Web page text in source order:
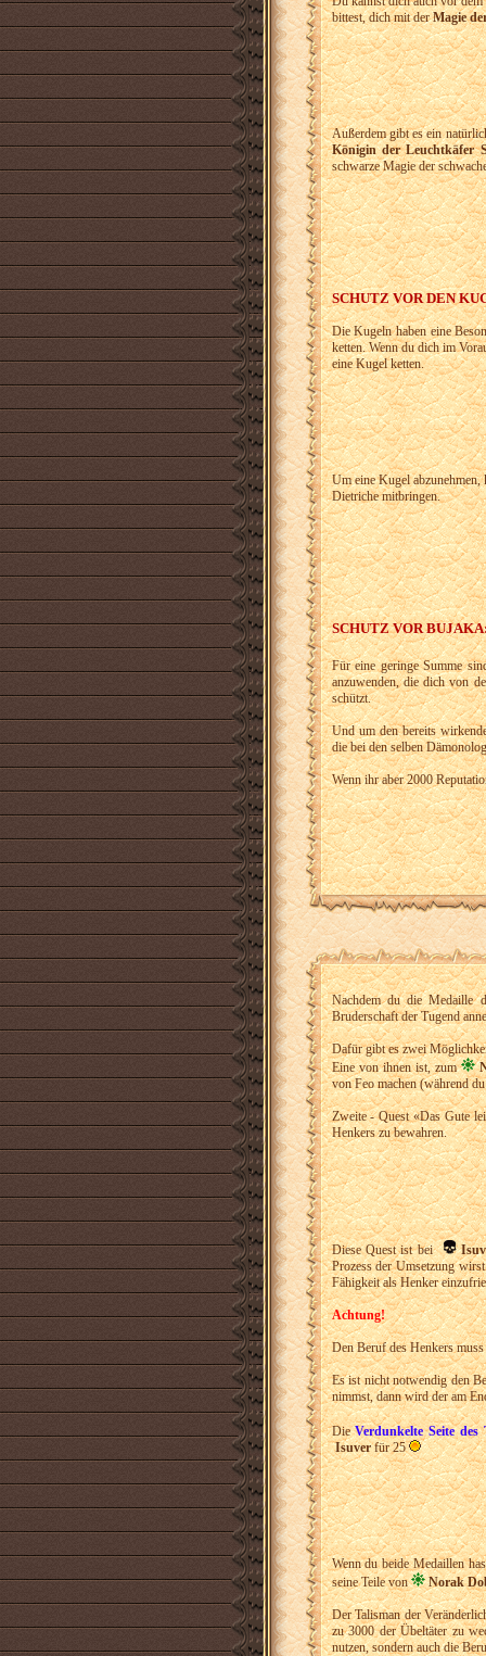
bittest, dich mit derMagie
Außerdem gibt es ein
Königin der Leuchtkäfer
schwarze Magie der
SCHUTZ VOR DEN
Die Kugeln haben eine
ketten. Wenn du dich im
eine Kugel ketten.
Um eine Kugel
Dietriche mitbringen.
SCHUTZ VOR
Für eine geringe Summe
anzuwenden, die dich von
schützt.
Und um den bereits
die bei den selben
Wenn ihr aber 2000
Nachdem du die Medaille
Bruderschaft der Tugend
Dafür gibt es zwei
Eine von ihnen ist, zum
von Feo machen (während
Zweite -Quest «Das Gute
Henkers zu bewahren.
Diese Quest ist bei
Prozess der Umsetzung
Fähigkeit als Henker
Achtung!
Den Beruf des Henkers
Es ist nicht notwendig den
nimmst, dann wird der am
DieVerdunkelte Seite des
Isuverfür 25
Wenn du beide Medaillen
seine Teile von
Norak
Der Talisman der
zu 3000 der Übeltäter zu
nutzen, sondern auch die